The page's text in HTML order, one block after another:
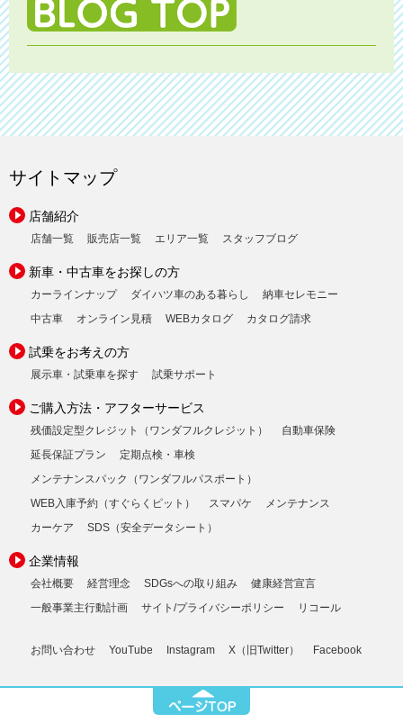
サイトマップ
店舗紹介
店舗一覧 販売店一覧 エリア一覧 スタッフブログ
新車・中古車をお探しの方
カーラインナップ ダイハツ車のある暮らし
納車セレモニー
中古車
オンライン見積 WEBカタログ カタログ請求
試乗をお考えの方
展示車・試乗車を探す 試乗サポート
ご購入方法・アフターサービス
残価設定型クレジット（ワンダフルクレジット）
自動車保険
延長保証プラン
定期点検・車検
メンテナンスパック（ワンダフルパスポート）
WEB入庫予約（すぐらくピット）
スマパケ
メンテナンス
カーケア
SDS（安全データシート）
企業情報
会社概要 経営理念 SDGsへの取り組み
健康経営宣言
一般事業主行動計画
サイト/プライバシーポリシー リコール
お問い合わせ YouTube Instagram X（旧Twitter） Facebook